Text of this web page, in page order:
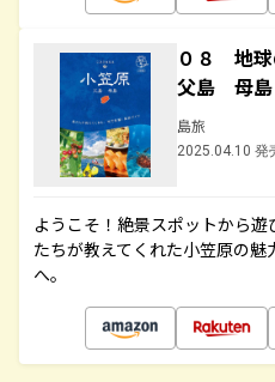
０８ 地
父島 母
島旅
2025.04.10 発
ようこそ！絶景スポットから
たちが教えてくれた小笠原の
へ。